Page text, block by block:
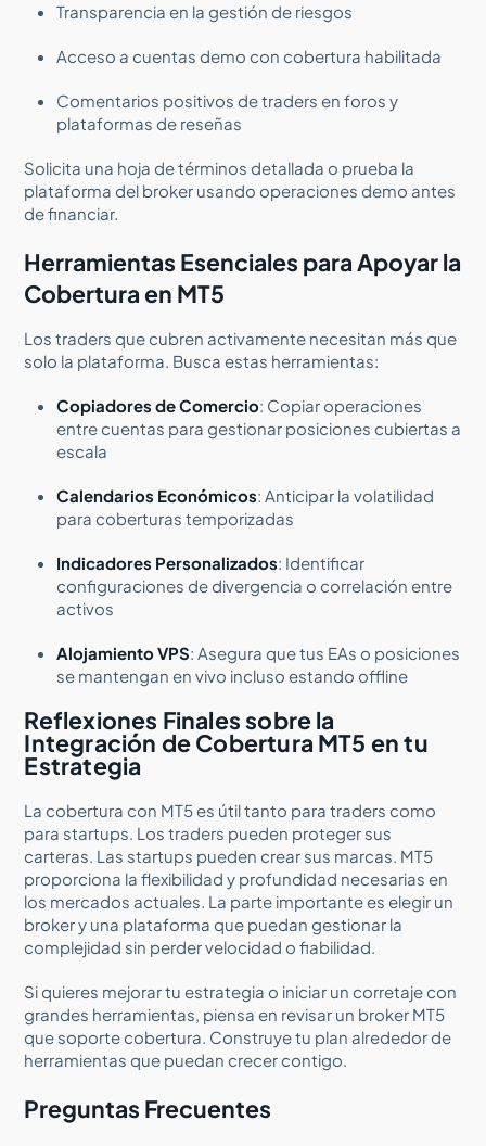
Transparencia en la gestión de riesgos
Acceso a cuentas demo con cobertura habilitada
Comentarios positivos de traders en foros y
plataformas de reseñas
Solicita una hoja de términos detallada o prueba la
plataforma del broker usando operaciones demo antes
de financiar.
Herramientas Esenciales para Apoyar la
Cobertura en MT5
Los traders que cubren activamente necesitan más que
solo la plataforma. Busca estas herramientas:
Copiadores de Comercio: Copiar operaciones
entre cuentas para gestionar posiciones cubiertas a
escala
Calendarios Económicos: Anticipar la volatilidad
para coberturas temporizadas
Indicadores Personalizados: Identificar
configuraciones de divergencia o correlación entre
activos
Alojamiento VPS: Asegura que tus EAs o posiciones
se mantengan en vivo incluso estando offline
Reflexiones Finales sobre la
Integración de Cobertura MT5 en tu
Estrategia
La cobertura con MT5 es útil tanto para traders como
para startups. Los traders pueden proteger sus
carteras. Las startups pueden crear sus marcas. MT5
proporciona la flexibilidad y profundidad necesarias en
los mercados actuales. La parte importante es elegir un
broker y una plataforma que puedan gestionar la
complejidad sin perder velocidad o fiabilidad.
Si quieres mejorar tu estrategia o iniciar un corretaje con
grandes herramientas, piensa en revisar un broker MT5
que soporte cobertura. Construye tu plan alrededor de
herramientas que puedan crecer contigo.
Preguntas Frecuentes